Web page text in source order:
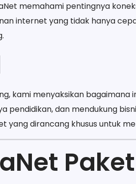
memahami pentingnya
internet yang tidak hanya
kami menyaksikan
pendidikan, dan mendukung
yang dirancang khusus untuk